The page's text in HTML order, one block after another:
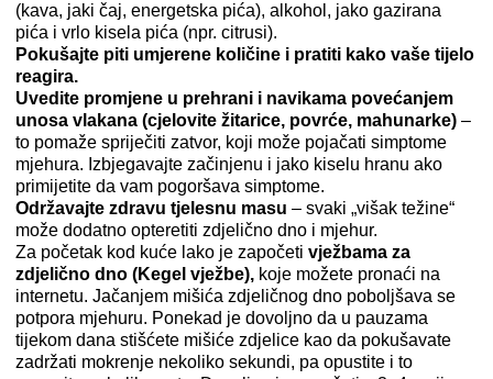
(kava, jaki čaj, energetska pića), alkohol, jako gazirana
pića i vrlo kisela pića (npr. citrusi).
Pokušajte piti umjerene količine i pratiti kako vaše tijelo
reagira.
Uvedite promjene u prehrani i navikama povećanjem
unosa vlakana (cjelovite žitarice, povrće, mahunarke) –
to pomaže spriječiti zatvor, koji može pojačati simptome
mjehura. Izbjegavajte začinjenu i jako kiselu hranu ako
primijetite da vam pogoršava simptome.
Održavajte zdravu tjelesnu masu – svaki „višak težine“
može dodatno opteretiti zdjelično dno i mjehur.
Za početak kod kuće lako je započeti vježbama za
zdjelično dno (Kegel vježbe), koje možete pronaći na
internetu. Jačanjem mišića zdjeličnog dno poboljšava se
potpora mjehuru. Ponekad je dovoljno da u pauzama
tijekom dana stišćete mišiće zdjelice kao da pokušavate
zadržati mokrenje nekoliko sekundi, pa opustite i to